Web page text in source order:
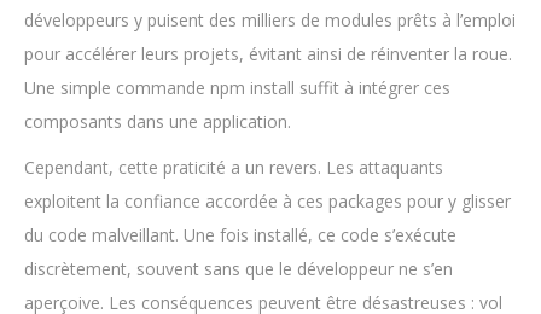
développeurs y puisent des milliers de modules prêts à l’emploi
pour accélérer leurs projets, évitant ainsi de réinventer la roue.
Une simple commande npm install suffit à intégrer ces
composants dans une application.
Cependant, cette praticité a un revers. Les attaquants
exploitent la confiance accordée à ces packages pour y glisser
du code malveillant. Une fois installé, ce code s’exécute
discrètement, souvent sans que le développeur ne s’en
aperçoive. Les conséquences peuvent être désastreuses : vol